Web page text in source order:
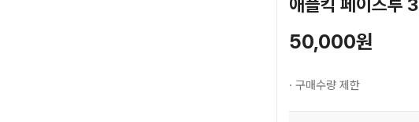
애플킥 페이즈투
50,000원
· 구매수량 제한